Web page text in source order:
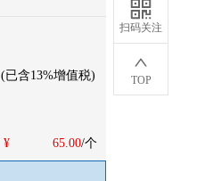
扫码关注
TOP
(已含13%增值税)
¥
65.00/个